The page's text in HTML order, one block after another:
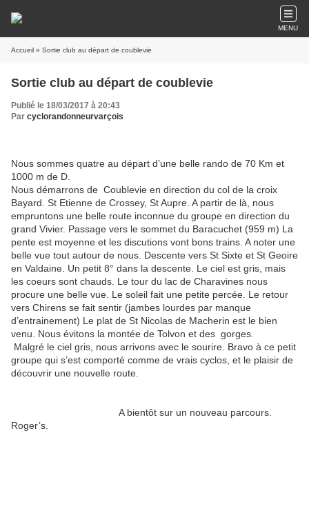
MENU
Accueil » Sortie club au départ de coublevie
Sortie club au départ de coublevie
Publié le 18/03/2017 à 20:43
Par cyclorandonneurvarçois
Nous sommes quatre au départ d’une belle rando de 70 Km et
1000 m de D.
Nous démarrons de Coublevie en direction du col de la croix
Bayard. St Etienne de Crossey, St Aupre. A partir de là, nous
empruntons une belle route inconnue du groupe en direction du
grand Vivier. Passage vers le sommet du Baracuchet (959 m) La
pente est moyenne et les discutions vont bons trains. A noter une
belle vue tout autour de nous. Descente vers St Sixte et St Geoire
en Valdaine. Un petit 8° dans la descente. Le ciel est gris, mais
les coeurs sont chauds. Le tour du lac de Charavines nous
procure une belle vue. Le soleil fait une petite percée. Le retour
vers Chirens se fait sentir (jambes lourdes par manque
d’entrainement) Le plat de St Nicolas de Macherin est le bien
venu. Nous évitons la montée de Tolvon et des gorges.
Malgré le ciel gris, nous arrivons avec le sourire. Bravo à ce petit
groupe qui s’est comporté comme de vrais cyclos, et le plaisir de
découvrir une nouvelle route.
A bientôt sur un nouveau parcours.
Roger’s.